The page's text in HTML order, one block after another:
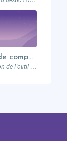
Évaluez votre niveau de compétence Marketo
Évaluez votre niveau d’utilisation de l’outil Marketo afin de déterminer quelles sont pour vous…